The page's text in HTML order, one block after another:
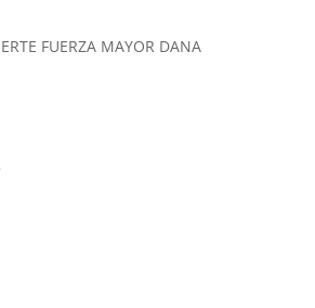
FUERZA MAYOR DANA